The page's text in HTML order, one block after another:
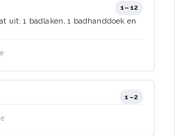
1–12
uit: 1 badlaken, 1 badhanddoek en
1–2